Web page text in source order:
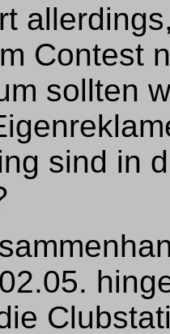
Contest
sollten
sind in